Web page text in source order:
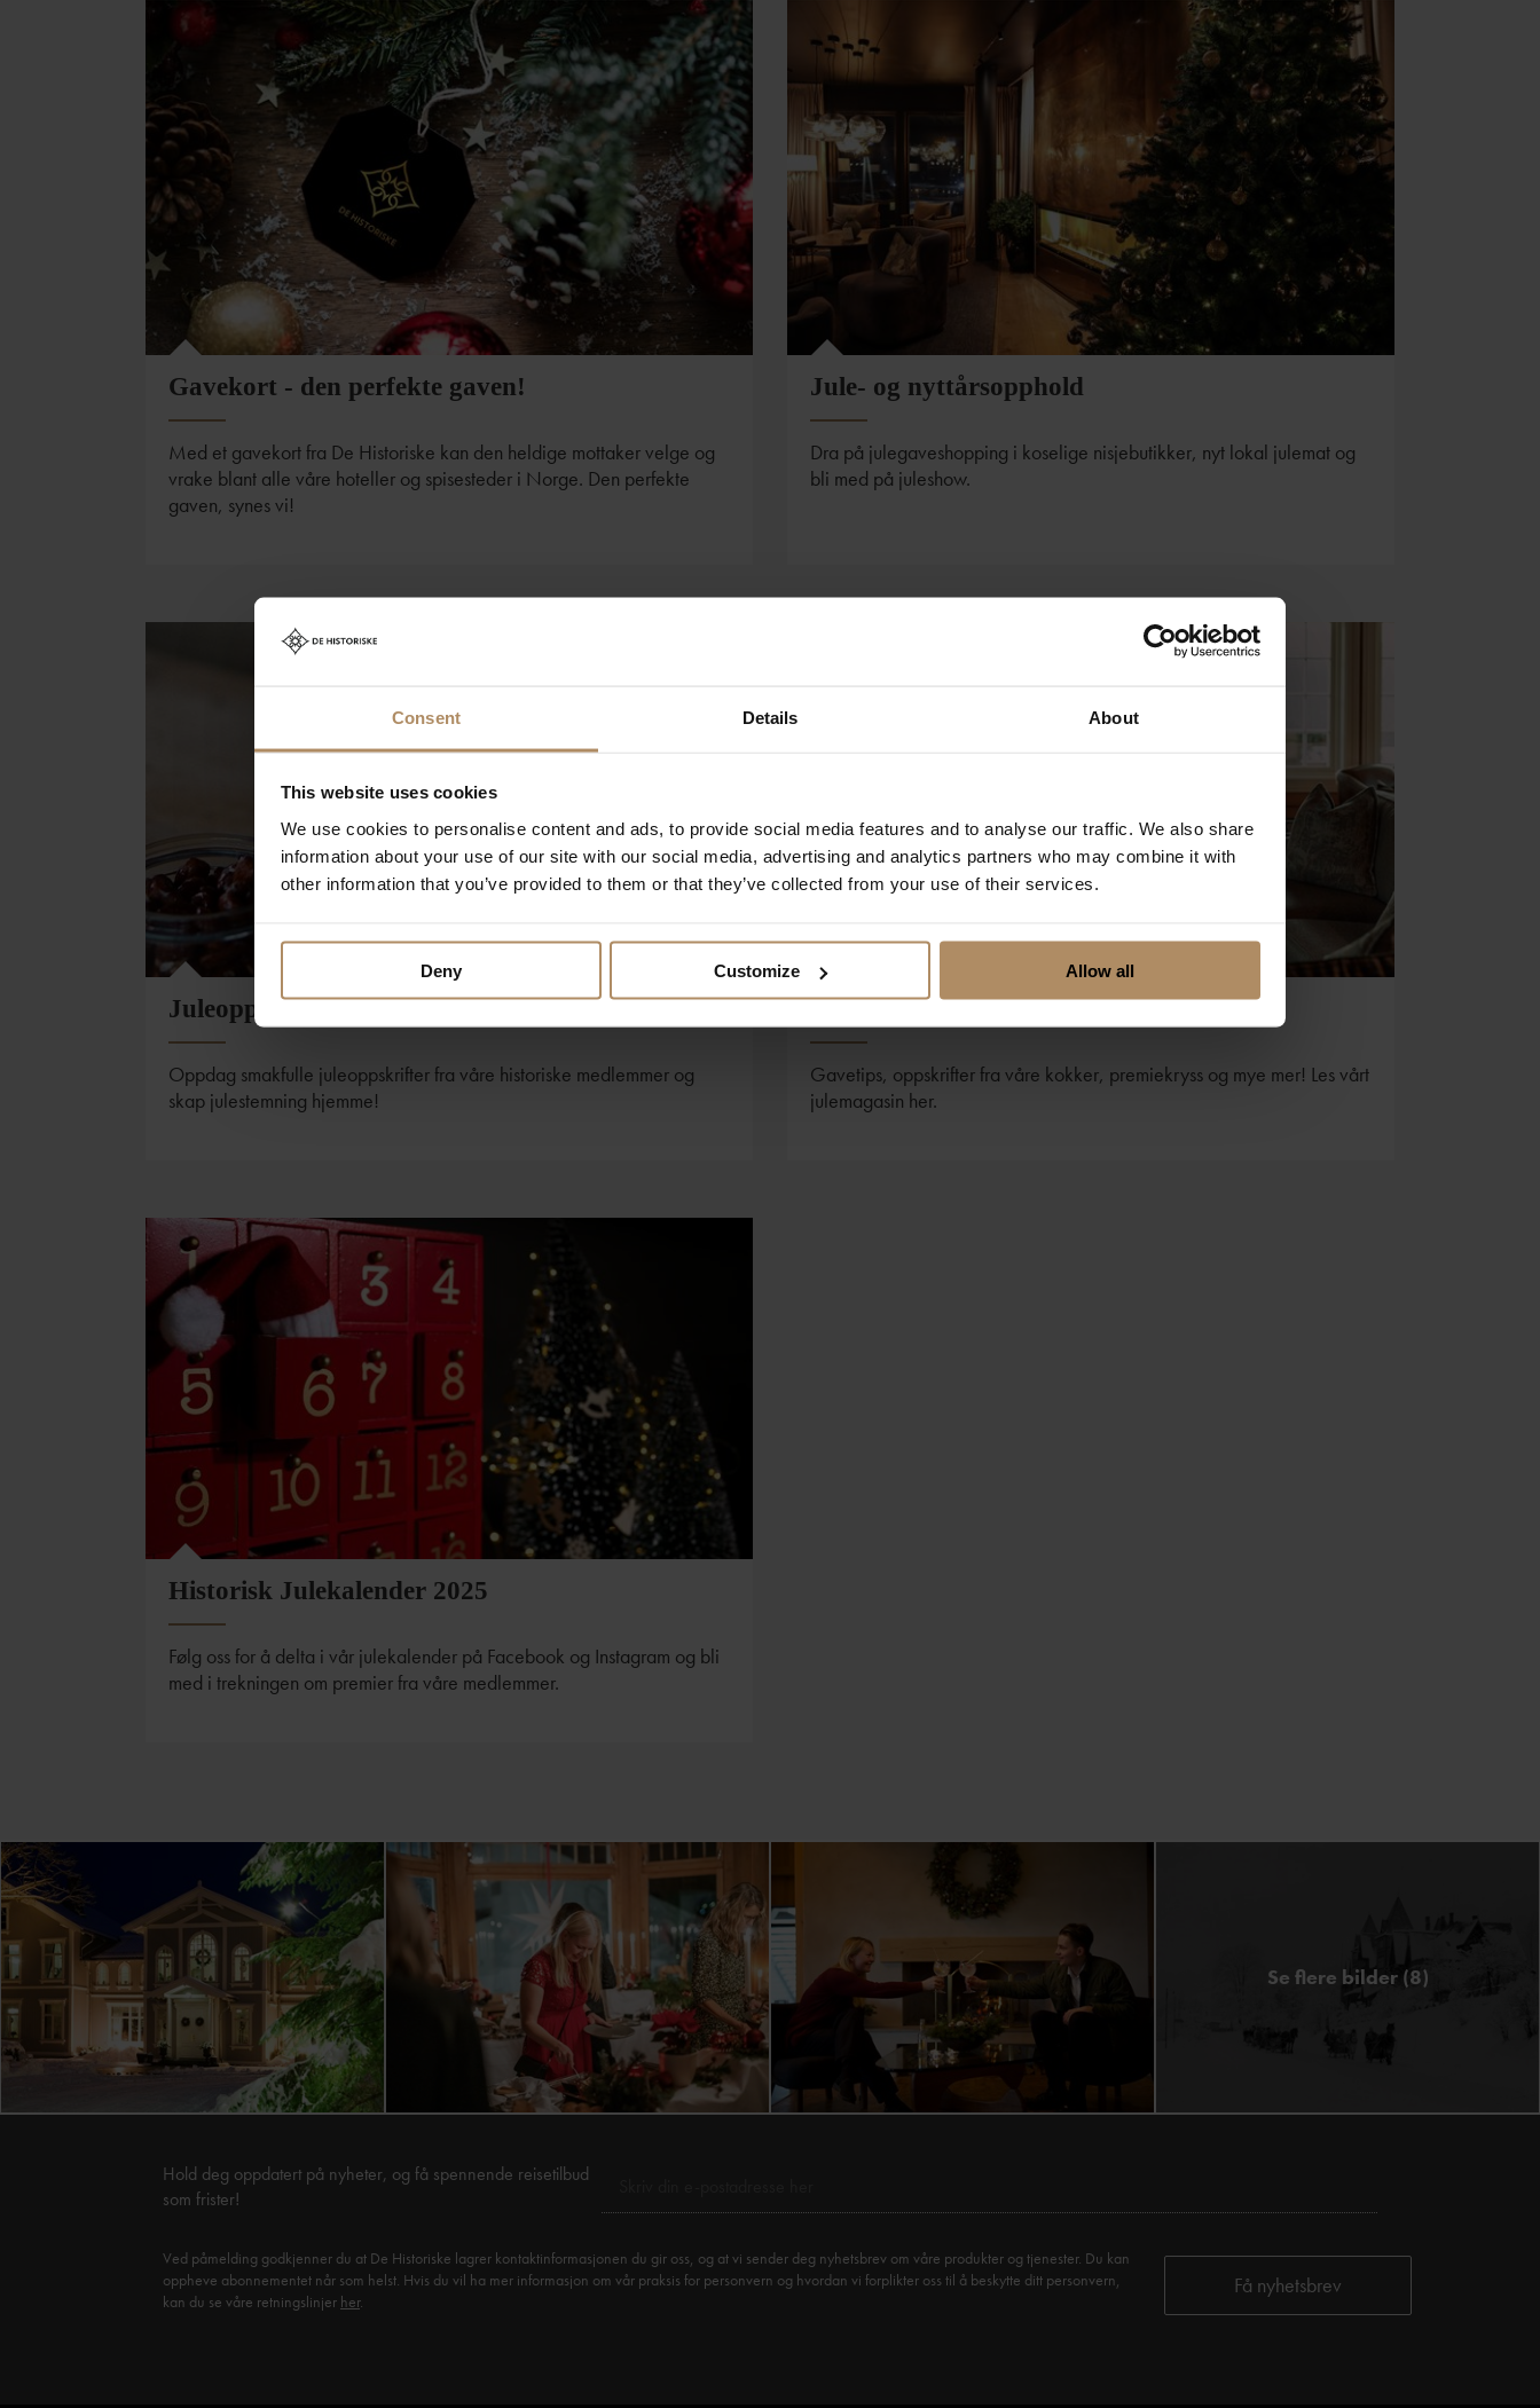
Consent Details About
This website uses cookies
We use cookies to personalise content and ads, to provide social media features and to analyse our traffic. We also share
information about your use of our site with our social media, advertising and analytics partners who may combine it with
other information that you’ve provided to them or that they’ve collected from your use of their services.
Deny Customize Allow all
Gavekort - den perfekte gaven!
Med et gavekort fra De Historiske kan den heldige mottaker velge og
vrake blant alle våre hoteller og spisesteder i Norge. Den perfekte
gaven, synes vi!
Jule- og nyttårsopphold
Dra på julegaveshopping i koselige nisjebutikker, nyt lokal julemat og
bli med på juleshow.
Foto: Storfjord Hotel / 62NORD
Juleoppskrifter med TINE
Oppdag smakfulle juleoppskrifter fra våre historiske medlemmer og
skap julestemning hjemme!
Foto: Storfjord Hotel / Marøy & Klouda
De Historiske Julemagasin 2025
Gavetips, oppskrifter fra våre kokker, premiekryss og mye mer! Les vårt
julemagasin her.
Historisk Julekalender 2025
Følg oss for å delta i vår julekalender på Facebook og Instagram og bli
med i trekningen om premier fra våre medlemmer.
Se flere bilder (8)
Hold deg oppdatert på nyheter, og få spennende reisetilbud
som frister!
Ved påmelding godkjenner du at De Historiske lagrer kontaktinformasjonen du gir oss, og at vi sender deg nyhetsbrev om våre produkter og tjenester. Du kan
oppheve abonnementet når som helst. Hvis du vil ha mer informasjon om vår praksis for personvern og hvordan vi forplikter oss til å beskytte ditt personvern,
kan du se våre retningslinjer her.